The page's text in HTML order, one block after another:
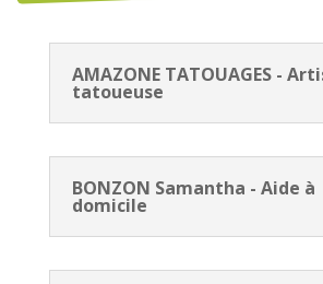
AMAZONE TATOUAGES -
tatoueuse
BONZON Samantha - Aide à
domicile